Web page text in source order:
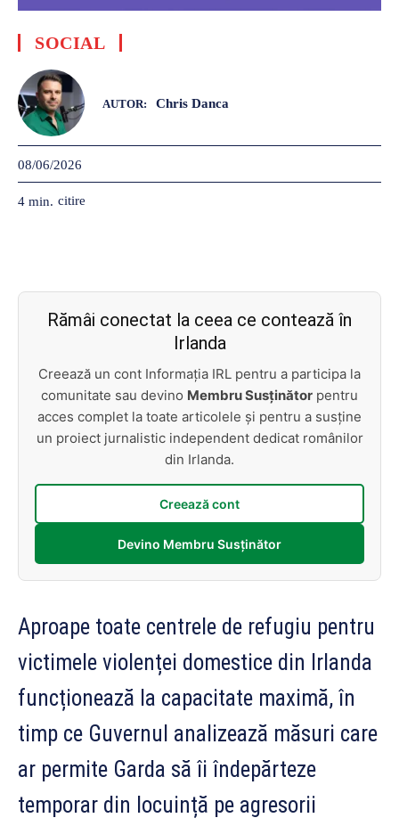
SOCIAL
AUTOR: Chris Danca
08/06/2026
4 min. citire
Rămâi conectat la ceea ce contează în
Irlanda
Creează un cont Informația IRL pentru a participa la
comunitate sau devino Membru Susținător pentru
acces complet la toate articolele și pentru a susține
un proiect jurnalistic independent dedicat românilor
din Irlanda.
Creează cont
Devino Membru Susținător
Aproape toate centrele de refugiu pentru
victimele violenței domestice din Irlanda
funcționează la capacitate maximă, în
timp ce Guvernul analizează măsuri care
ar permite Garda să îi îndepărteze
temporar din locuință pe agresorii